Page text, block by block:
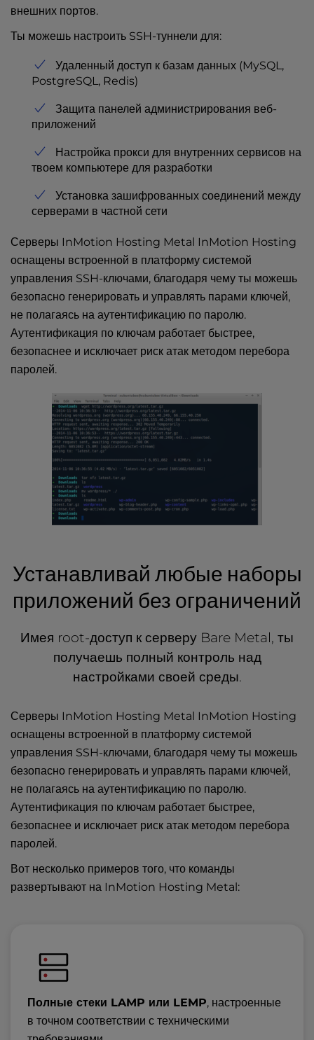
внешних портов.
Ты можешь настроить SSH-туннели для:
Удаленный доступ к базам данных (MySQL,
PostgreSQL, Redis)
Защита панелей администрирования веб-
приложений
Настройка прокси для внутренних сервисов на
твоем компьютере для разработки
Установка зашифрованных соединений между
серверами в частной сети
Серверы InMotion Hosting Metal InMotion Hosting
оснащены встроенной в платформу системой
управления SSH-ключами, благодаря чему ты можешь
безопасно генерировать и управлять парами ключей,
не полагаясь на аутентификацию по паролю.
Аутентификация по ключам работает быстрее,
безопаснее и исключает риск атак методом перебора
паролей.
Устанавливай любые наборы
приложений без ограничений
Имея root-доступ к серверу Bare Metal, ты
получаешь полный контроль над
настройками своей среды.
Серверы InMotion Hosting Metal InMotion Hosting
оснащены встроенной в платформу системой
управления SSH-ключами, благодаря чему ты можешь
безопасно генерировать и управлять парами ключей,
не полагаясь на аутентификацию по паролю.
Аутентификация по ключам работает быстрее,
безопаснее и исключает риск атак методом перебора
паролей.
Вот несколько примеров того, что команды
развертывают на InMotion Hosting Metal:
Полные стеки LAMP или LEMP, настроенные
в точном соответствии с техническими